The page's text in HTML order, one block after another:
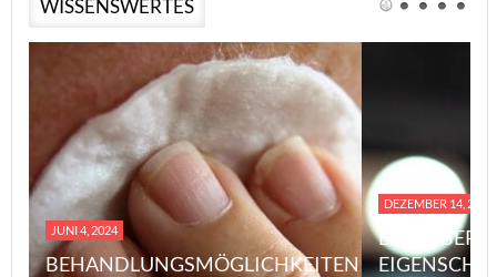
WISSENSWERTES
JUNI 4, 2024
BEHANDLUNGSMÖGLICHKEITEN
DEZEMBER 14, 2023
EINE